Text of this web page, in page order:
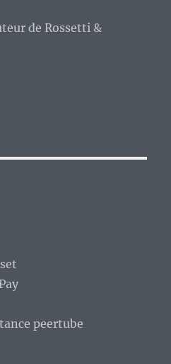
de Rossetti &
peertube